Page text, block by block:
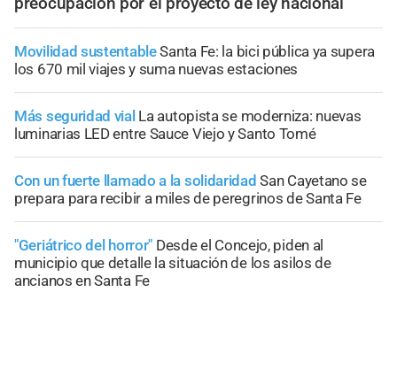
Movilidad sustentableSanta Fe: la bici pública ya supera
los 670 mil viajes y suma nuevas estaciones
Más seguridad vial La autopista se moderniza: nuevas
luminarias LED entre Sauce Viejo y Santo Tomé
Con un fuerte llamado a la solidaridad San Cayetano se
prepara para recibir a miles de peregrinos de Santa Fe
"Geriátrico del horror" Desde el Concejo, piden al
municipio que detalle la situación de los asilos de
ancianos en Santa Fe